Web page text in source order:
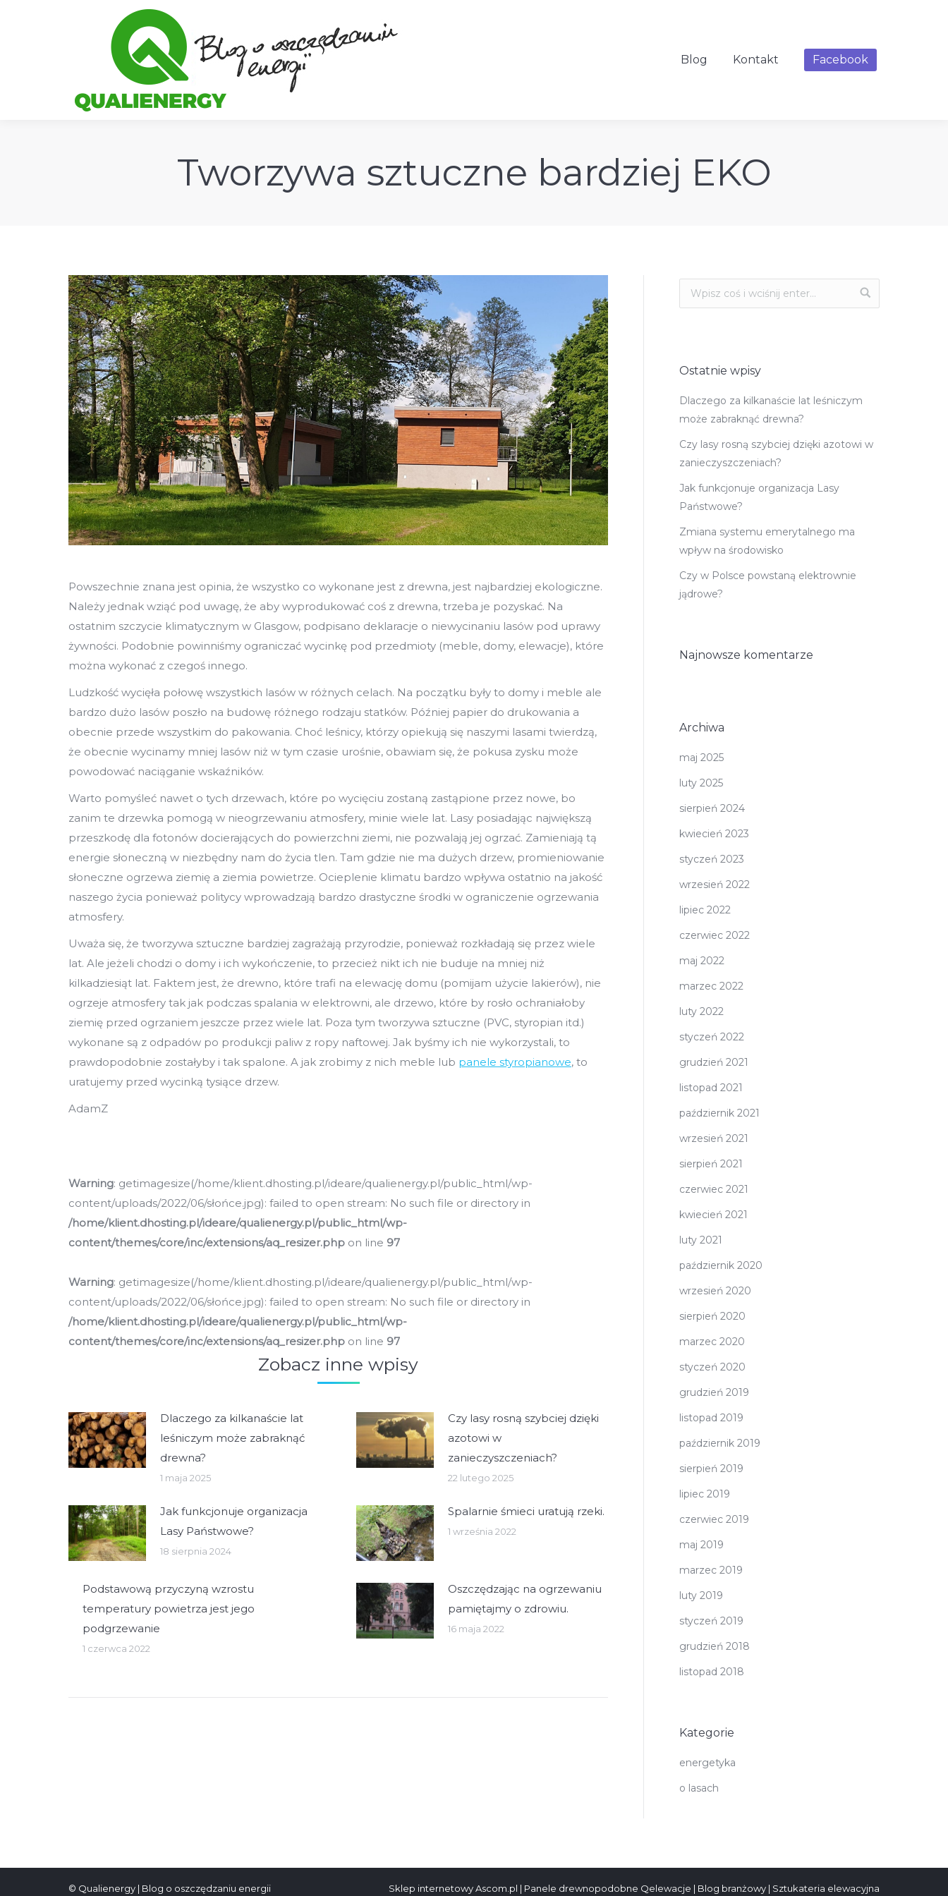
Blog Kontakt Facebook
Tworzywa sztuczne bardziej EKO
Powszechnie znana jest opinia, że wszystko co wykonane jest z drewna, jest najbardziej ekologiczne.
Należy jednak wziąć pod uwagę, że aby wyprodukować coś z drewna, trzeba je pozyskać. Na
ostatnim szczycie klimatycznym w Glasgow, podpisano deklaracje o niewycinaniu lasów pod uprawy
żywności. Podobnie powinniśmy ograniczać wycinkę pod przedmioty (meble, domy, elewacje), które
można wykonać z czegoś innego.
Ludzkość wycięła połowę wszystkich lasów w różnych celach. Na początku były to domy i meble ale
bardzo dużo lasów poszło na budowę różnego rodzaju statków. Później papier do drukowania a
obecnie przede wszystkim do pakowania. Choć leśnicy, którzy opiekują się naszymi lasami twierdzą,
że obecnie wycinamy mniej lasów niż w tym czasie urośnie, obawiam się, że pokusa zysku może
powodować naciąganie wskaźników.
Warto pomyśleć nawet o tych drzewach, które po wycięciu zostaną zastąpione przez nowe, bo
zanim te drzewka pomogą w nieogrzewaniu atmosfery, minie wiele lat. Lasy posiadając największą
przeszkodę dla fotonów docierających do powierzchni ziemi, nie pozwalają jej ogrzać. Zamieniają tą
energie słoneczną w niezbędny nam do życia tlen. Tam gdzie nie ma dużych drzew, promieniowanie
słoneczne ogrzewa ziemię a ziemia powietrze. Ocieplenie klimatu bardzo wpływa ostatnio na jakość
naszego życia ponieważ politycy wprowadzają bardzo drastyczne środki w ograniczenie ogrzewania
atmosfery.
Uważa się, że tworzywa sztuczne bardziej zagrażają przyrodzie, ponieważ rozkładają się przez wiele
lat. Ale jeżeli chodzi o domy i ich wykończenie, to przecież nikt ich nie buduje na mniej niż
kilkadziesiąt lat. Faktem jest, że drewno, które trafi na elewację domu (pomijam użycie lakierów), nie
ogrzeje atmosfery tak jak podczas spalania w elektrowni, ale drzewo, które by rosło ochraniałoby
ziemię przed ogrzaniem jeszcze przez wiele lat. Poza tym tworzywa sztuczne (PVC, styropian itd.)
wykonane są z odpadów po produkcji paliw z ropy naftowej. Jak byśmy ich nie wykorzystali, to
prawdopodobnie zostałyby i tak spalone. A jak zrobimy z nich meble lub panele styropianowe, to
uratujemy przed wycinką tysiące drzew.
AdamZ
Warning: getimagesize(/home/klient.dhosting.pl/ideare/qualienergy.pl/public_html/wp-
content/uploads/2022/06/słońce.jpg): failed to open stream: No such file or directory in
/home/klient.dhosting.pl/ideare/qualienergy.pl/public_html/wp-
content/themes/core/inc/extensions/aq_resizer.php on line 97
Warning: getimagesize(/home/klient.dhosting.pl/ideare/qualienergy.pl/public_html/wp-
content/uploads/2022/06/słońce.jpg): failed to open stream: No such file or directory in
/home/klient.dhosting.pl/ideare/qualienergy.pl/public_html/wp-
content/themes/core/inc/extensions/aq_resizer.php on line 97
Zobacz inne wpisy
Dlaczego za kilkanaście lat
leśniczym może zabraknąć
drewna?
1 maja 2025
Czy lasy rosną szybciej dzięki
azotowi w
zanieczyszczeniach?
22 lutego 2025
Jak funkcjonuje organizacja
Lasy Państwowe?
18 sierpnia 2024
Spalarnie śmieci uratują rzeki.
1 września 2022
Podstawową przyczyną wzrostu
temperatury powietrza jest jego
podgrzewanie
1 czerwca 2022
Oszczędzając na ogrzewaniu
pamiętajmy o zdrowiu.
16 maja 2022
Ostatnie wpisy
Dlaczego za kilkanaście lat leśniczym
może zabraknąć drewna?
Czy lasy rosną szybciej dzięki azotowi w
zanieczyszczeniach?
Jak funkcjonuje organizacja Lasy
Państwowe?
Zmiana systemu emerytalnego ma
wpływ na środowisko
Czy w Polsce powstaną elektrownie
jądrowe?
Najnowsze komentarze
Archiwa
maj 2025
luty 2025
sierpień 2024
kwiecień 2023
styczeń 2023
wrzesień 2022
lipiec 2022
czerwiec 2022
maj 2022
marzec 2022
luty 2022
styczeń 2022
grudzień 2021
listopad 2021
październik 2021
wrzesień 2021
sierpień 2021
czerwiec 2021
kwiecień 2021
luty 2021
październik 2020
wrzesień 2020
sierpień 2020
marzec 2020
styczeń 2020
grudzień 2019
listopad 2019
październik 2019
sierpień 2019
lipiec 2019
czerwiec 2019
maj 2019
marzec 2019
luty 2019
styczeń 2019
grudzień 2018
listopad 2018
Kategorie
energetyka
o lasach
© Qualienergy | Blog o oszczędzaniu energii Sklep internetowy Ascom.pl | Panele drewnopodobne Qelewacje | Blog branżowy | Sztukateria elewacyjna